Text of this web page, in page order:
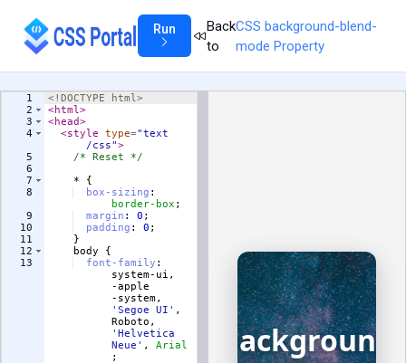
Run
Back
to
CSS background-blend-
mode Property
1
2
3
4
5
6
7
8
9
10
11
12
13
<! DOCTYPE html>
<html>
<head>
<style type="text
/css">
/* Reset */
    *
{
box-sizing :
border-box ;
margin : 0 ;
padding : 0 ;
}
body
{
font-family :
system-ui,
-apple
-system,
' Segoe UI ' ,
Roboto,
' Helvetica
Neue ' , Arial
;